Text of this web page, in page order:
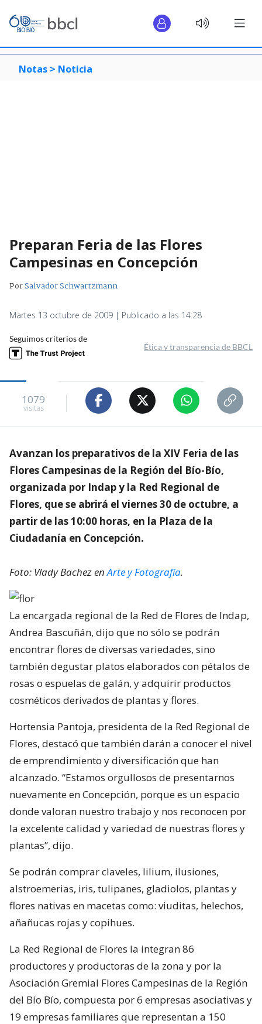
Notas > Noticia
Preparan Feria de las Flores
Campesinas en Concepción
PorSalvador Schwartzmann
Martes 13 octubre de 2009 | Publicado a las 14:28
Seguimos criterios de
Ética y transparencia de BBCL
1079
visitas
Avanzan los preparativos de la XIV Feria de las
Flores Campesinas de la Región del Bío-Bío,
organizada por Indap y la Red Regional de
Flores, que se abrirá el viernes 30 de octubre, a
partir de las 10:00 horas, en la Plaza de la
Ciudadanía en Concepción.
Foto: Vlady Bachez enArte y Fotografía.
La encargada regional de la Red de Flores de Indap,
Andrea Bascuñán, dijo que no sólo se podrán
encontrar flores de diversas variedades, sino
también degustar platos elaborados con pétalos de
rosas o espuelas de galán, y adquirir productos
cosméticos derivados de plantas y flores.
Hortensia Pantoja, presidenta de la Red Regional de
Flores, destacó que también darán a conocer el nivel
de emprendimiento y diversificación que han
alcanzado. “Estamos orgullosos de presentarnos
nuevamente en Concepción, porque es un espacio
donde valoran nuestro trabajo y nos reconocen por
la excelente calidad y variedad de nuestras flores y
plantas”, dijo.
Se podrán comprar claveles, lilium, ilusiones,
alstroemerias, iris, tulipanes, gladiolos, plantas y
flores nativas en macetas como: viuditas, helechos,
añañucas rojas y copihues.
La Red Regional de Flores la integran 86
productores y productoras de la zona y por la
Asociación Gremial Flores Campesinas de la Región
del Bío Bío, compuesta por 6 empresas asociativas y
19 empresas familiares que representan a 150